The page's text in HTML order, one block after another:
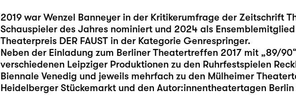
2019 war Wenzel Banneyer in der Kritikerumfrage der Zeitschrift
Schauspieler des Jahres nominiert und 2024 als
Theaterpreis DER FAUST in der Kategorie Genrespringer.
Neben der Einladung zum Berliner Theatertreffen 2017 mit „89/
verschiedenen Leipziger Produktionen zu den Ruhrfestspielen
Biennale Venedig und jeweils mehrfach zu den Mülheimer
Heidelberger Stückemarkt und den Autor:innentheatertagen